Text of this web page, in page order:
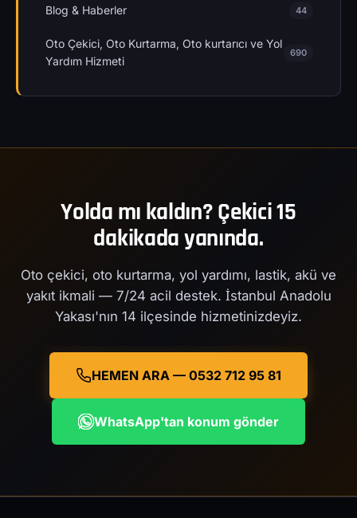
Blog & Haberler 44
Oto Çekici, Oto Kurtarma, Oto kurtarıcı ve Yol
Yardım Hizmeti
690
Yolda mı kaldın? Çekici 15
dakikada yanında.
Oto çekici, oto kurtarma, yol yardımı, lastik, akü ve
yakıt ikmali — 7/24 acil destek. İstanbul Anadolu
Yakası'nın 14 ilçesinde hizmetinizdeyiz.
HEMEN ARA — 0532 712 95 81
WhatsApp'tan konum gönder